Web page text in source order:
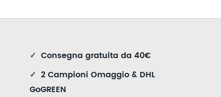
✓ Consegna gratuita da 40€
✓ 2 Campioni Omaggio & DHL
GoGREEN